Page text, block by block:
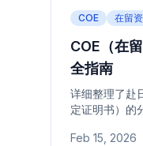
COE 在留
COE（在
全指南
详细整理了赴
定证明书）的
Feb 15, 2026